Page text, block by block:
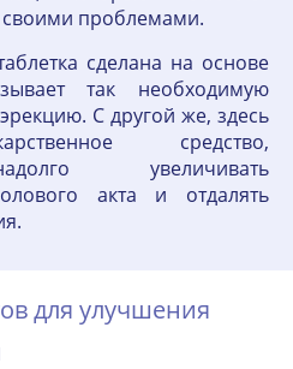
проблемами.
сделана на основе
так необходимую
С другой же, здесь
средство,
увеличивать
акта и отдалять
для улучшения